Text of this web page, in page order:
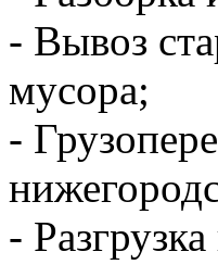
- Вывоз
мусора;
-
-